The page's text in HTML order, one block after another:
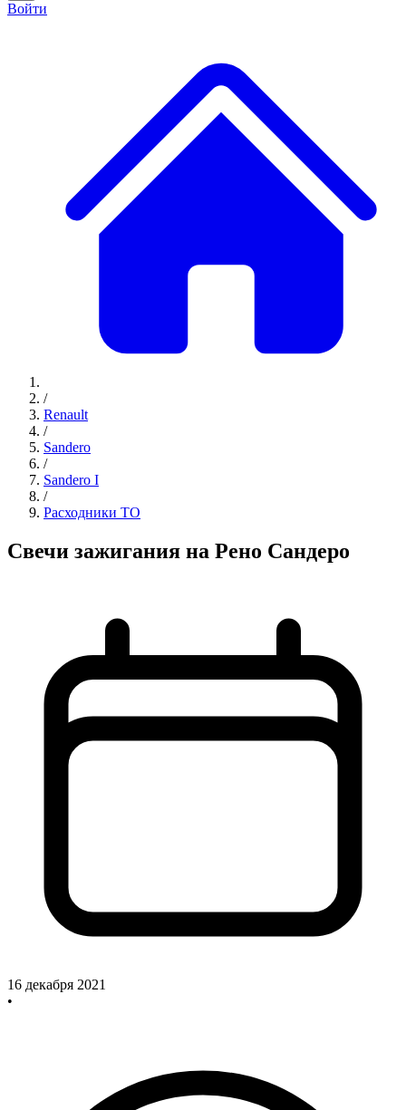
Войти
/
Renault
/
Sandero
/
Sandero I
/
Расходники ТО
Свечи зажигания на Рено Сандеро
16 декабря 2021
•